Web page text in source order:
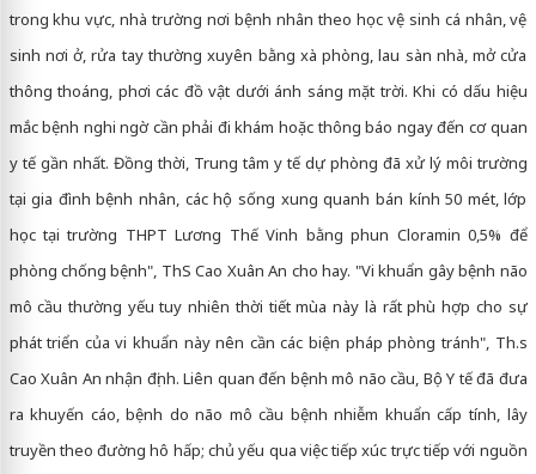
trong khu vực, nhà trường nơi bệnh nhân theo học vệ sinh cá nhân, vệ
sinh nơi ở, rửa tay thường xuyên bằng xà phòng, lau sàn nhà, mở cửa
thông thoáng, phơi các đồ vật dưới ánh sáng mặt trời. Khi có dấu hiệu
mắc bệnh nghi ngờ cần phải đi khám hoặc thông báo ngay đến cơ quan
y tế gần nhất. Đồng thời, Trung tâm y tế dự phòng đã xử lý môi trường
tại gia đình bệnh nhân, các hộ sống xung quanh bán kính 50 mét, lớp
học tại trường THPT Lương Thế Vinh bằng phun Cloramin 0,5% để
phòng chống bệnh", ThS Cao Xuân An cho hay. "Vi khuẩn gây bệnh não
mô cầu thường yếu tuy nhiên thời tiết mùa này là rất phù hợp cho sự
phát triển của vi khuẩn này nên cần các biện pháp phòng tránh", Th.s
Cao Xuân An nhận định. Liên quan đến bệnh mô não cầu, Bộ Y tế đã đưa
ra khuyến cáo, bệnh do não mô cầu bệnh nhiễm khuẩn cấp tính, lây
truyền theo đường hô hấp; chủ yếu qua việc tiếp xúc trực tiếp với nguồn